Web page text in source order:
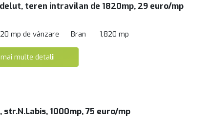
teren intravilan de 1820mp, 29 euro/mp
mp de vânzare Bran 1,820 mp
multe detalii
1000mp, 75 euro/mp